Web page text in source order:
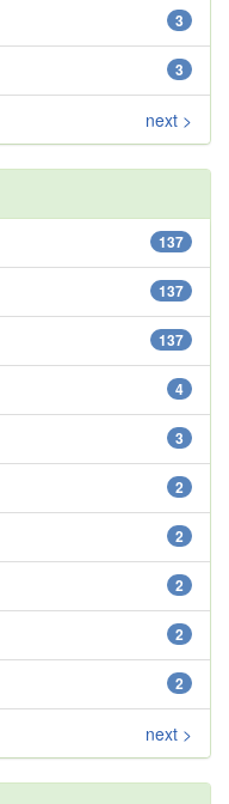
3
3
next >
137
137
137
4
3
2
2
2
2
2
next >